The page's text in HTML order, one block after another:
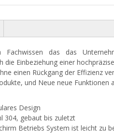
das das
Einbeziehung einer
einen Rückgang der Effizienz
und Neue neue
Design
304, gebaut bis zuletzt
Betriebs System ist leicht zu